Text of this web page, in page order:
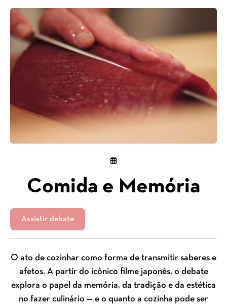
Comida e Memória
Assistir debate
O ato de cozinhar como forma de transmitir saberes e
afetos. A partir do icônico filme japonês, o debate
explora o papel da memória, da tradição e da estética
no fazer culinário — e o quanto a cozinha pode ser